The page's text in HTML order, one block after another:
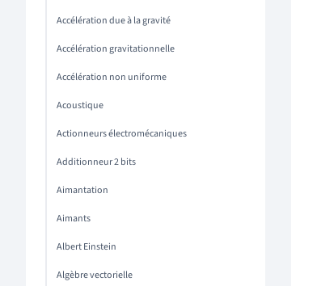
Accélération due à la gravité
Accélération gravitationnelle
Accélération non uniforme
Acoustique
Actionneurs électromécaniques
Additionneur 2 bits
Aimantation
Aimants
Albert Einstein
Algèbre vectorielle